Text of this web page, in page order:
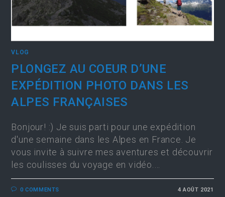
VLOG
PLONGEZ AU COEUR D’UNE
EXPÉDITION PHOTO DANS LES
ALPES FRANÇAISES
Bonjour! :) Je suis parti pour une expédition
d'une semaine dans les Alpes en France. Je
vous invite à suivre mes aventures et découvrir
les coulisses du voyage en vidéo.…
0 COMMENTS 4 AOÛT 2021